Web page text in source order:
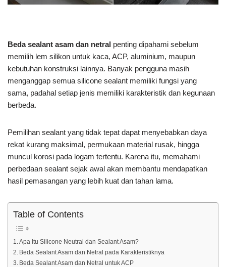
Beda sealant asam dan netral penting dipahami sebelum
memilih lem silikon untuk kaca, ACP, aluminium, maupun
kebutuhan konstruksi lainnya. Banyak pengguna masih
menganggap semua silicone sealant memiliki fungsi yang
sama, padahal setiap jenis memiliki karakteristik dan kegunaan
berbeda.
Pemilihan sealant yang tidak tepat dapat menyebabkan daya
rekat kurang maksimal, permukaan material rusak, hingga
muncul korosi pada logam tertentu. Karena itu, memahami
perbedaan sealant sejak awal akan membantu mendapatkan
hasil pemasangan yang lebih kuat dan tahan lama.
Table of Contents
Apa Itu Silicone Neutral dan Sealant Asam?
Beda Sealant Asam dan Netral pada Karakteristiknya
Beda Sealant Asam dan Netral untuk ACP